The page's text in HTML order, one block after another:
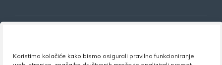
Koristimo kolačiće kako bismo osigurali pravilno funkcioniranje
Nezavisni sindikat znanosti i visokog